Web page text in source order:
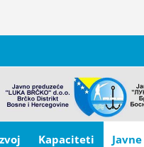
Kapaciteti